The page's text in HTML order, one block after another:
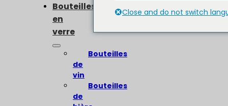
Bouteilles
en
verre
Bouteilles
de
vin
Bouteilles
de
Close and do not switch